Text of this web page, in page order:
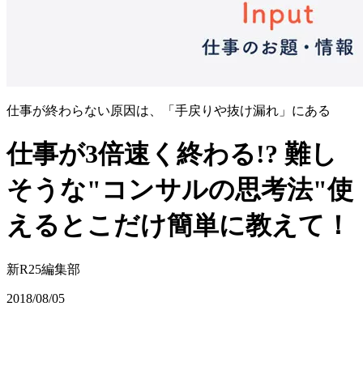
仕事が終わらない原因は、「手戻りや抜け漏れ」にある
仕事が3倍速く終わる!? 難し
そうな"コンサルの思考法"使
えるとこだけ簡単に教えて！
新R25編集部
2018/08/05